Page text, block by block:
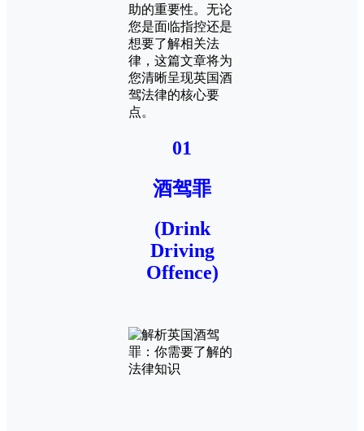
助的重要性。无论
您是面临指控还是
想要了解相关法
律，这篇文章将为
您清晰呈现英国酒
驾法律的核心要
点。
01
酒驾罪
(Drink
Driving
Offence)